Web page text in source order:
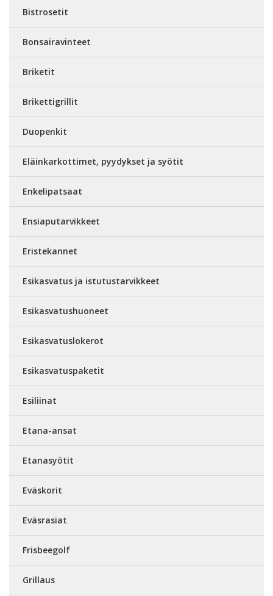
Bistrosetit
Bonsairavinteet
Briketit
Brikettigrillit
Duopenkit
Eläinkarkottimet, pyydykset ja syötit
Enkelipatsaat
Ensiaputarvikkeet
Eristekannet
Esikasvatus ja istutustarvikkeet
Esikasvatushuoneet
Esikasvatuslokerot
Esikasvatuspaketit
Esiliinat
Etana-ansat
Etanasyötit
Eväskorit
Eväsrasiat
Frisbeegolf
Grillaus